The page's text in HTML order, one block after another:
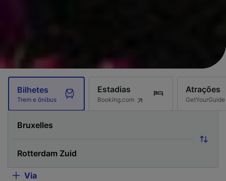
Bilhetes
Trem e ônibus
Estadias
Booking.com
Atrações
GetYourGuide
Via